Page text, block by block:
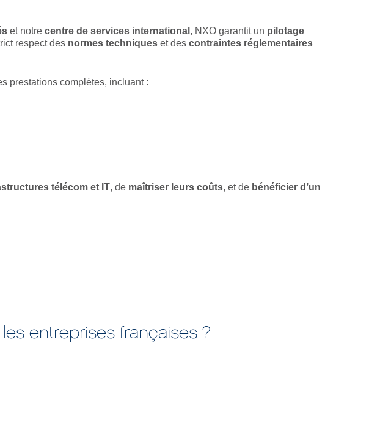
et notrecentre de services international , NXO garantit un pilotage
respect des normes techniques et descontraintes réglementaires
prestations complètes, incluant :
télécom et IT, de maîtriser leurs coûts, et de bénéficier d’un
entreprises françaises ?